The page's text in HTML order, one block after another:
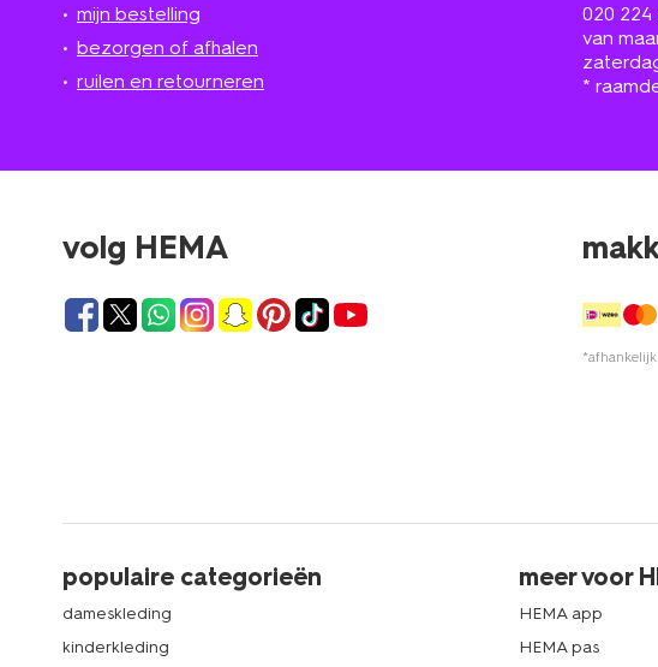
mijn bestelling
bezorgen of afhalen
ruilen en retourneren
020 224
van
*
volg HEMA
populaire categorieën
dameskleding
kinderkleding
meer voor
HEMA app
HEMA pas